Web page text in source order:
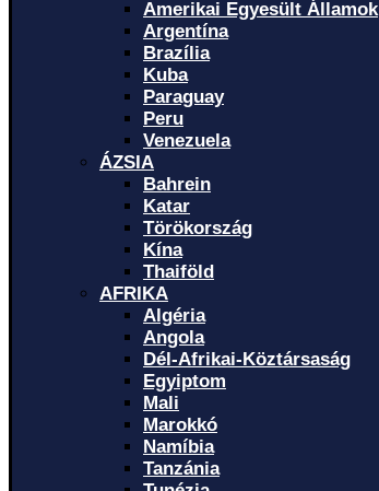
Amerikai Egyesült Államok
Argentína
Brazília
Kuba
Paraguay
Peru
Venezuela
ÁZSIA
Bahrein
Katar
Törökország
Kína
Thaiföld
AFRIKA
Algéria
Angola
Dél-Afrikai-Köztársaság
Egyiptom
Mali
Marokkó
Namíbia
Tanzánia